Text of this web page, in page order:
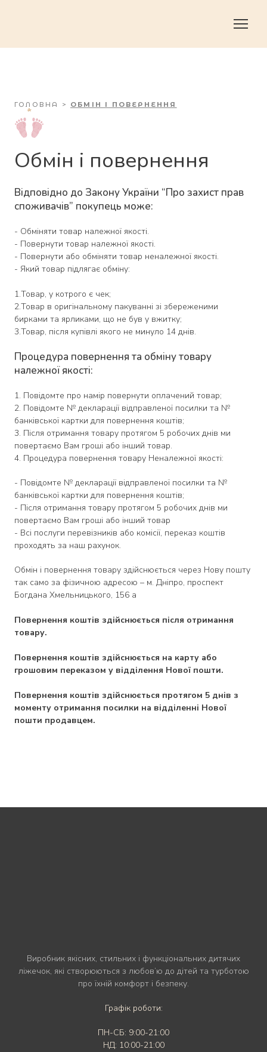
ГОЛОВНА > ОБМІН І ПОВЕРНЕННЯ
Обмін і повернення
Відповідно до Закону України “Про захист прав
споживачів” покупець може:
- Обміняти товар належної якості.
- Повернути товар належної якості.
- Повернути або обміняти товар неналежної якості.
- Який товар підлягає обміну:
1.Товар, у котрого є чек;
2.Товар в оригінальному пакуванні зі збереженими
бирками та ярликами, що не був у вжитку;
3.Товар, після купівлі якого не минуло 14 днів.
Процедура повернення та обміну товару
належної якості:
1. Повідомте про намір повернути оплачений товар;
2. Повідомте № декларації відправленої посилки та №
банківської картки для повернення коштів;
3. Після отримання товару протягом 5 робочих днів ми
повертаємо Вам гроші або інший товар.
4. Процедура повернення товару Неналежної якості:
- Повідомте № декларації відправленої посилки та №
банківської картки для повернення коштів;
- Після отримання товару протягом 5 робочих днів ми
повертаємо Вам гроші або інший товар
- Всі послуги перевізників або комісії, переказ коштів
проходять за наш рахунок.
Обмін і повернення товару здійснюється через Нову пошту
так само за фізичною адресою – м. Дніпро, проспект
Богдана Хмельницького, 156 а
Повернення коштів здійснюється після отримання
товару.
Повернення коштів здійснюється на карту або
грошовим переказом у відділення Нової пошти.
Повернення коштів здійснюється протягом 5 днів з
моменту отримання посилки на відділенні Нової
пошти продавцем.
Виробник якісних, стильних і функціональних дитячих
ліжечок, які створюються з любов’ю до дітей та турботою
про їхній комфорт і безпеку.
Графік роботи:
ПН-СБ: 9:00-21:00
НД: 10:00-21:00